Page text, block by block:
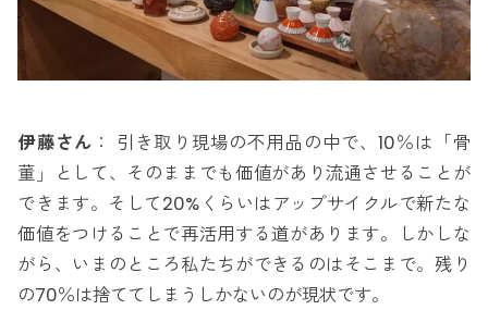
伊藤さん ： 引き取り現場の不用品の中で、10％は「骨
董」として、そのままでも価値があり流通させることが
できます。そして20%くらいはアップサイクルで新たな
価値をつけることで再活用する道があります。しかしな
がら、いまのところ私たちができるのはそこまで。残り
の70％は捨ててしまうしかないのが現状です。